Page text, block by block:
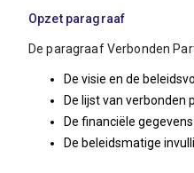
Opzet paragraaf
De paragraaf Verbonden
De visie en de
De lijst van verbonden
De financiële
De beleidsmatige